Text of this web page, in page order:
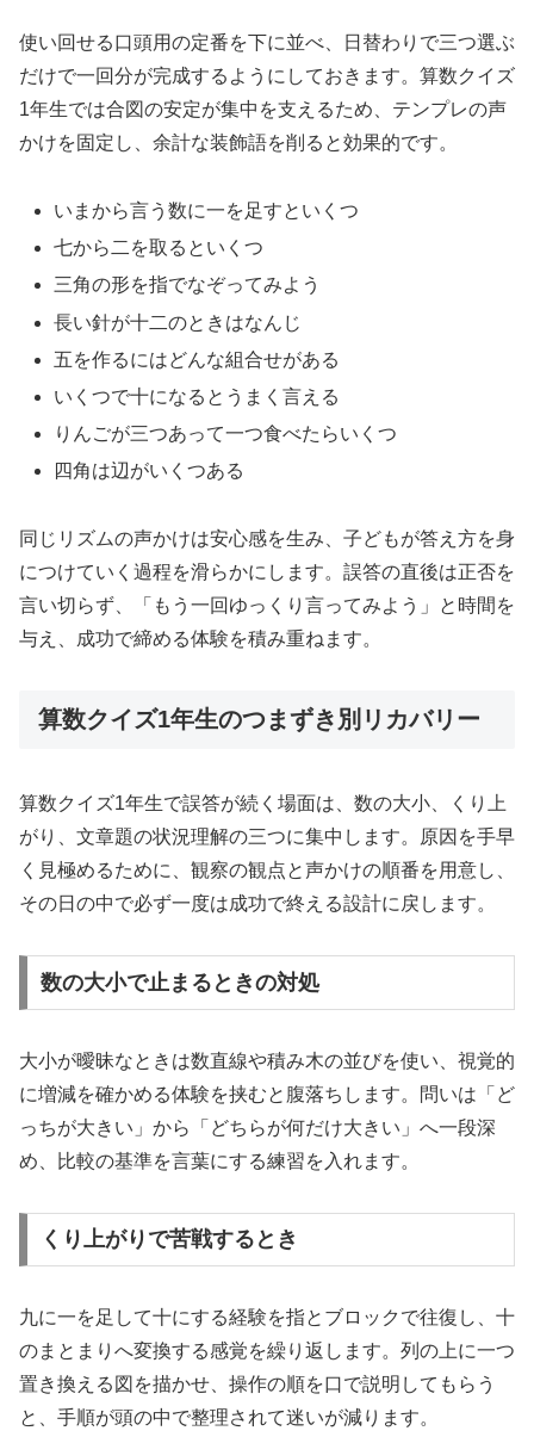
使い回せる口頭用の定番を下に並べ、日替わりで三つ選ぶ
だけで一回分が完成するようにしておきます。算数クイズ
1年生では合図の安定が集中を支えるため、テンプレの声
かけを固定し、余計な装飾語を削ると効果的です。
いまから言う数に一を足すといくつ
七から二を取るといくつ
三角の形を指でなぞってみよう
長い針が十二のときはなんじ
五を作るにはどんな組合せがある
いくつで十になるとうまく言える
りんごが三つあって一つ食べたらいくつ
四角は辺がいくつある
同じリズムの声かけは安心感を生み、子どもが答え方を身
につけていく過程を滑らかにします。誤答の直後は正否を
言い切らず、「もう一回ゆっくり言ってみよう」と時間を
与え、成功で締める体験を積み重ねます。
算数クイズ1年生のつまずき別リカバリー
算数クイズ1年生で誤答が続く場面は、数の大小、くり上
がり、文章題の状況理解の三つに集中します。原因を手早
く見極めるために、観察の観点と声かけの順番を用意し、
その日の中で必ず一度は成功で終える設計に戻します。
数の大小で止まるときの対処
大小が曖昧なときは数直線や積み木の並びを使い、視覚的
に増減を確かめる体験を挟むと腹落ちします。問いは「ど
っちが大きい」から「どちらが何だけ大きい」へ一段深
め、比較の基準を言葉にする練習を入れます。
くり上がりで苦戦するとき
九に一を足して十にする経験を指とブロックで往復し、十
のまとまりへ変換する感覚を繰り返します。列の上に一つ
置き換える図を描かせ、操作の順を口で説明してもらう
と、手順が頭の中で整理されて迷いが減ります。